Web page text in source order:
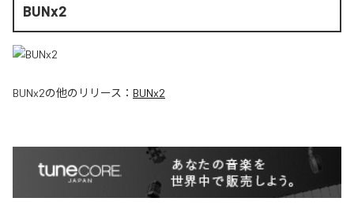
BUNx2
BUNx2の他のリリース： BUNx2